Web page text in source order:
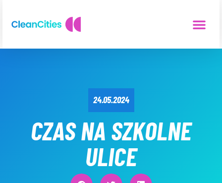
24.05.2024
CZAS NA SZKOLNE
ULICE